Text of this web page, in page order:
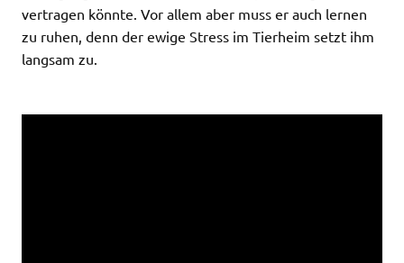
vertragen könnte. Vor allem aber muss er auch lernen
zu ruhen, denn der ewige Stress im Tierheim setzt ihm
langsam zu.